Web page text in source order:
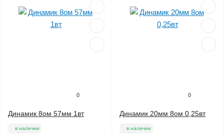
0
Динамик 8ом 57мм 1вт
в наличии
0
Динамик 20мм 8ом 0,25вт
в наличии